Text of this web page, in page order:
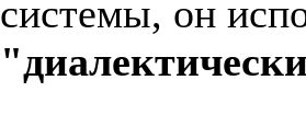
системы, он